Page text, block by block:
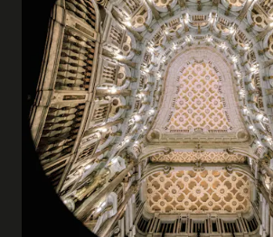
Elementi
Architetti e autori
Gallerie a
Sequenze
Mostre